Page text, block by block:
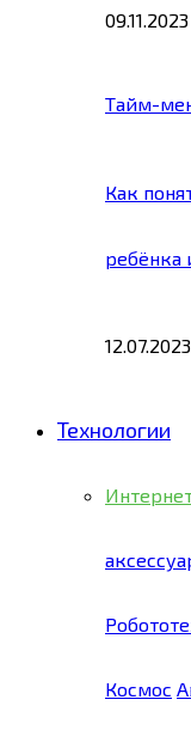
09.11.2023
Тайм-
Как
ребёнка
12.07.2023
Технологии
Космос